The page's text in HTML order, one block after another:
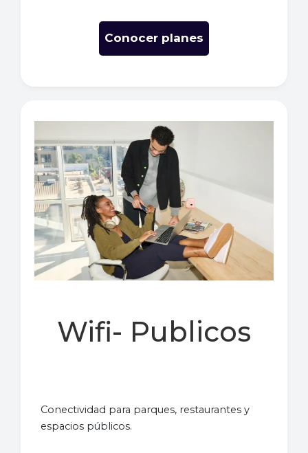
Conocer planes
Wifi- Publicos
Conectividad para parques, restaurantes y
espacios públicos.